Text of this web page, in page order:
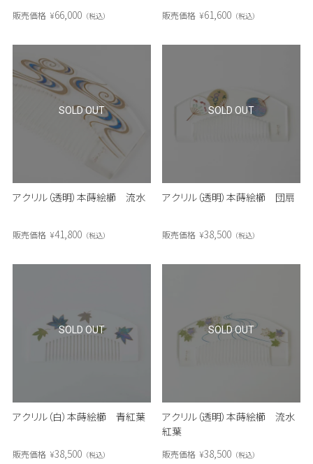
販売価格 ¥66,000 税込 販売価格 ¥61,600 税込
アクリル（透明）本蒔絵櫛 流水
販売価格 ¥41,800 税込
SOLD OUT
アクリル（透明）本蒔絵櫛 団扇
販売価格 ¥38,500 税込
SOLD OUT
アクリル（白）本蒔絵櫛 青紅葉
販売価格 ¥38,500 税込
SOLD OUT
アクリル（透明）本蒔絵櫛 流水
紅葉
販売価格 ¥38,500 税込
SOLD OUT